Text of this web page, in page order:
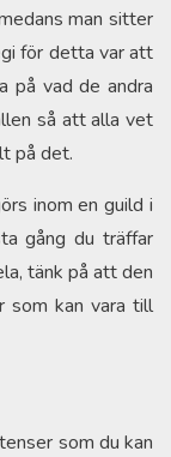
man sitter
för detta var att
på vad de andra
så att alla vet
på det.
inom en guild i
gång du träffar
tänk på att den
som kan vara till
som du kan